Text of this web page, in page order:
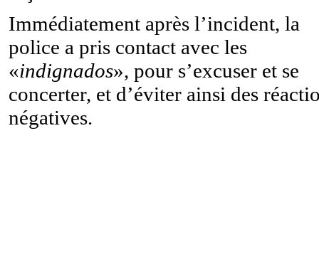
Immédiatement après l’incident, la
police a pris contact avec les
«indignados», pour s’excuser et se
concerter, et d’éviter ainsi des
négatives.